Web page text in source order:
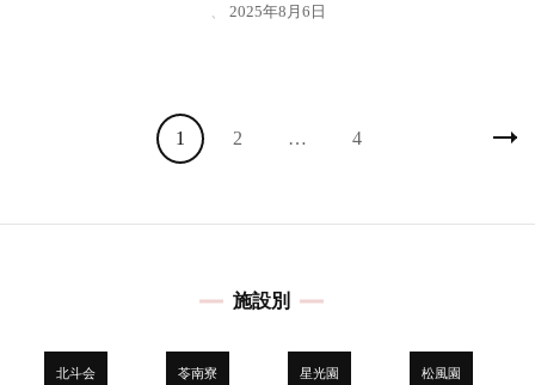
2025年8月6日
ペ
固
定
1
固
2 …
固
4
施設別
北斗会 苓南寮 星光園 松風園